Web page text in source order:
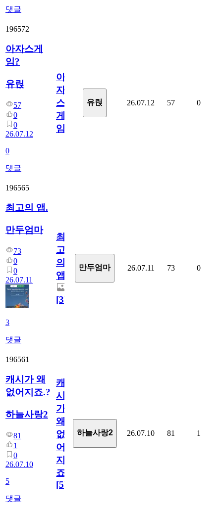
댓글
196572
아자스게
임?
유릱
57
0
0
26.07.12
0
댓글
아
자
스
게
임?
유릱 26.07.12 57 0
196565
최고의 앱.
만두엄마
73
0
0
26.07.11
3
댓글
최
고
의
앱.
[3]
만두엄마 26.07.11 73 0
196561
캐시가 왜
없어지죠.?
하늘사랑2
81
1
0
26.07.10
5
댓글
캐
시
가
왜
없
어
지
죠.?
[5]
하늘사랑2 26.07.10 81 1